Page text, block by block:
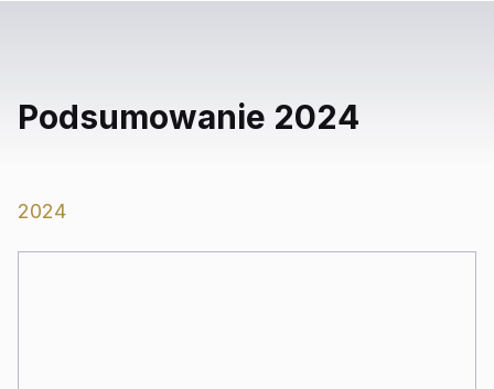
Podsumowanie 2024
2024